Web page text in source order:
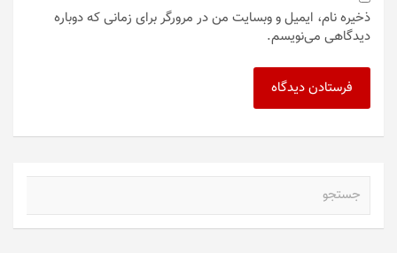
ذخیره نام، ایمیل و وبسایت من در مرورگر برای زمانی که دوباره
دیدگاهی می‌نویسم.